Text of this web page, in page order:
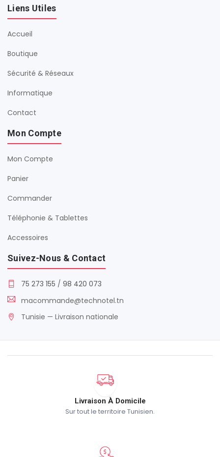
Liens Utiles
Accueil
Boutique
Sécurité & Réseaux
Informatique
Contact
Mon Compte
Mon Compte
Panier
Commander
Téléphonie & Tablettes
Accessoires
Suivez-Nous & Contact
75 273 155 / 98 420 073
macommande@technotel.tn
Tunisie — Livraison nationale
Livraison À Domicile
Sur tout le territoire Tunisien.